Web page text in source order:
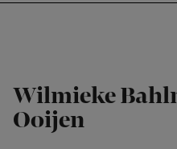
Nursing
Wilmieke
Ooijen